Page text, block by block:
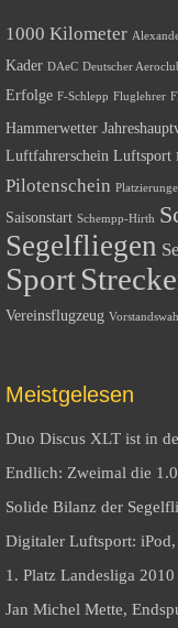
1000 Kilometer
Kader DAeC Deutscher
Erfolge F-Schlepp Fluglehrer
Hammerwetter
Luftfahrerschein Luftsport
Pilotenschein
Saisonstart Schempp-Hirth
Segelfliegen
Sport
Vereinsflugzeug
Meistgelesen
Duo Discus XLT ist in
Endlich: Zweimal die
Solide Bilanz der
Digitaler Luftsport:
1. Platz Landesliga
Jan Michel Mette,